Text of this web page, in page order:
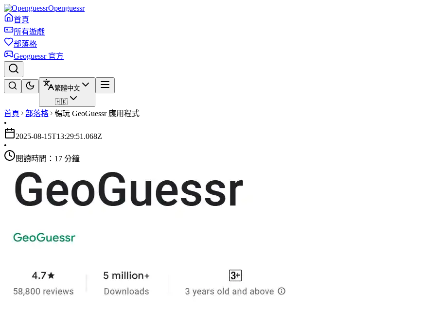
Openguessr
首頁
所有遊戲
部落格
Geoguessr 官方
繁體中文
🇭🇰
首頁 部落格
暢玩 GeoGuessr 應用程式
•
2025-08-15T13:29:51.068Z
•
閱讀時間：17 分鐘